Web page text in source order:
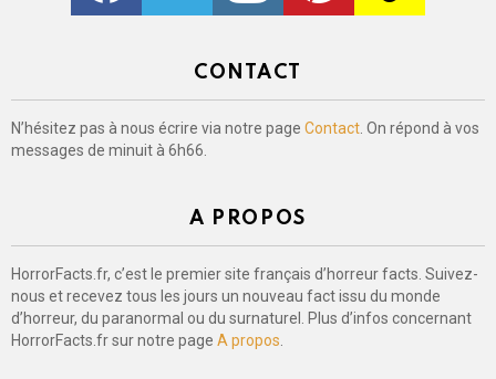
CONTACT
N’hésitez pas à nous écrire via notre page Contact . On répond à vos
messages de minuit à 6h66.
A PROPOS
HorrorFacts.fr, c’est le premier site français d’horreur facts. Suivez-
nous et recevez tous les jours un nouveau fact issu du monde
d’horreur, du paranormal ou du surnaturel. Plus d’infos concernant
HorrorFacts.fr sur notre page A propos